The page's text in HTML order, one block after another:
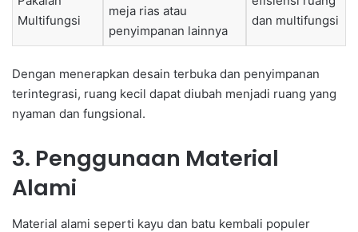
Multifungsi
meja rias atau
penyimpanan lainnya
dan multifungsi
Dengan menerapkan desain terbuka dan penyimpanan
terintegrasi, ruang kecil dapat diubah menjadi ruang yang
nyaman dan fungsional.
3. Penggunaan Material
Alami
Material alami seperti kayu dan batu kembali populer